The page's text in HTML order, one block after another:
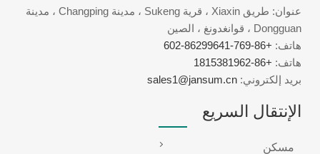
عنوان: طريق Xiaxin ، قرية Sukeng ، مدينة Changping ، مدينة
Dongguan ، قوانغدونغ ، الصين
هاتف: +86-769-86299641-602
هاتف: +86-1815381962
بريد إلكتروني:sales1@jansum.cn
الإنتقال السريع
مسكن